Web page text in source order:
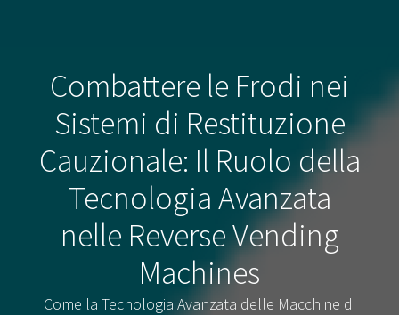
Combattere le Frodi nei
Sistemi di Restituzione
Cauzionale: Il Ruolo della
Tecnologia Avanzata
nelle Reverse Vending
Machines
Come la Tecnologia Avanzata delle Macchine di